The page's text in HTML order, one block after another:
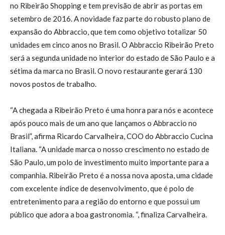
no Ribeirão Shopping e tem previsão de abrir as portas em
setembro de 2016. A novidade faz parte do robusto plano de
expansão do Abbraccio, que tem como objetivo totalizar 50
unidades em cinco anos no Brasil. O Abbraccio Ribeirão Preto
será a segunda unidade no interior do estado de São Paulo e a
sétima da marca no Brasil. O novo restaurante gerará 130
novos postos de trabalho.
“A chegada a Ribeirão Preto é uma honra para nós e acontece
após pouco mais de um ano que lançamos o Abbraccio no
Brasil”, afirma Ricardo Carvalheira, COO do Abbraccio Cucina
Italiana. “A unidade marca o nosso crescimento no estado de
São Paulo, um polo de investimento muito importante para a
companhia. Ribeirão Preto é a nossa nova aposta, uma cidade
com excelente índice de desenvolvimento, que é polo de
entretenimento para a região do entorno e que possui um
público que adora a boa gastronomia. “, finaliza Carvalheira.